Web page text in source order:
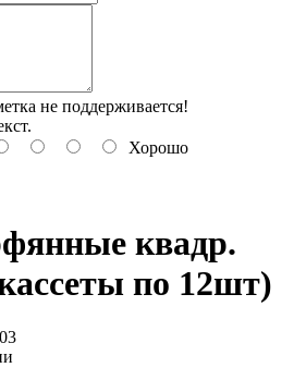
не поддерживается!
Хорошо
квадр.
по 12шт)